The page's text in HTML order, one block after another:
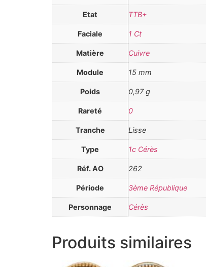
Etat TTB+
Faciale 1 Ct
Matière Cuivre
Module 15 mm
Poids 0,97 g
Rareté 0
Tranche Lisse
Type 1c Cérès
Réf. AO 262
Période 3ème République
Personnage Cérès
Produits similaires